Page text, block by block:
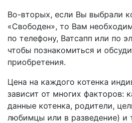
Во-вторых, если Вы выбрали
«Свободен», то Вам
по телефону, Ватсапп или по
чтобы познакомиться и
приобретения.
Цена на каждого котенка
зависит от многих факторов:
данные котенка, родители,
любимцы или в разведение) и